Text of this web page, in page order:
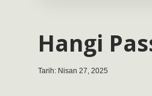
Hangi
Tarih: Nisan 27, 2025